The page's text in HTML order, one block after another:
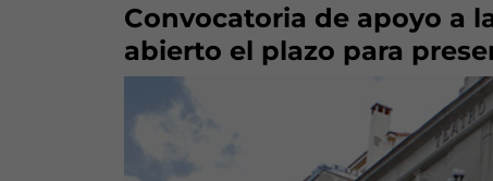
Convocatoria de apoyo a
abierto el plazo para